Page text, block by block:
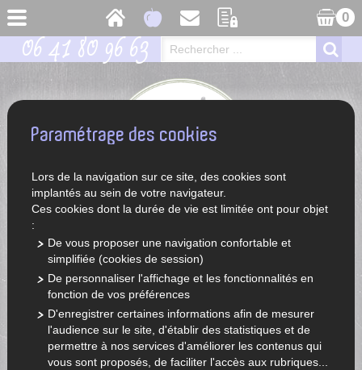
0
06 41 80 96 63
ACCUEIL LÉGUMES ET FRUITS DE SAISON
LÉGUMES
CHAMPIGNONS
CHOISIR UNE CATÉGORIE
Paramétrage des cookies
Lors de la navigation sur ce site, des cookies sont
implantés au sein de votre navigateur.
Ces cookies dont la durée de vie est limitée ont pour objet
:
De vous proposer une navigation confortable et
simplifiée (cookies de session)
De personnaliser l'affichage et les fonctionnalités en
fonction de vos préférences
D'enregistrer certaines informations afin de mesurer
l'audience sur le site, d'établir des statistiques et de
permettre à nos services d'améliorer les contenus qui
vous sont proposés, de faciliter l'accès aux rubriques...